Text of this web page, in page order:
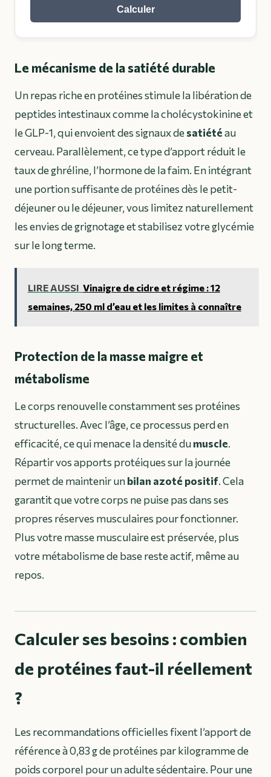
Calculer
Le mécanisme de la satiété durable
Un repas riche en protéines stimule la libération de
peptides intestinaux comme la cholécystokinine et
le GLP-1, qui envoient des signaux desatiétéau
cerveau. Parallèlement, ce type d’apport réduit le
taux de ghréline, l’hormone de la faim. En intégrant
une portion suffisante de protéines dès le petit-
déjeuner ou le déjeuner, vous limitez naturellement
les envies de grignotage et stabilisez votre glycémie
sur le long terme.
LIRE AUSSI Vinaigre de cidre et régime : 12
semaines, 250 ml d’eau et les limites à connaître
Protection de la masse maigre et
métabolisme
Le corps renouvelle constamment ses protéines
structurelles. Avec l’âge, ce processus perd en
efficacité, ce qui menace la densité dumuscle.
Répartir vos apports protéiques sur la journée
permet de maintenir unbilan azoté positif. Cela
garantit que votre corps ne puise pas dans ses
propres réserves musculaires pour fonctionner.
Plus votre masse musculaire est préservée, plus
votre métabolisme de base reste actif, même au
repos.
Calculer ses besoins : combien
de protéines faut-il réellement
?
Les recommandations officielles fixent l’apport de
référence à 0,83 g de protéines par kilogramme de
poids corporel pour un adulte sédentaire. Pour une